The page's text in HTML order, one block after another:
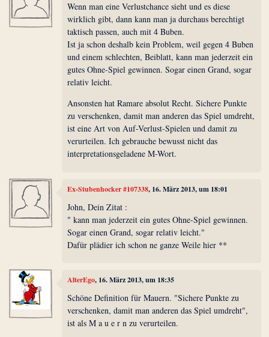
Wenn man eine Verlustchance sieht und es diese
wirklich gibt, dann kann man ja durchaus berechtigt
taktisch passen, auch mit 4 Buben.
Ist ja schon deshalb kein Problem, weil gegen 4 Buben
und einem schlechten, Beiblatt, kann man jederzeit ein
gutes Ohne-Spiel gewinnen. Sogar einen Grand, sogar
relativ leicht.
Ansonsten hat Ramare absolut Recht. Sichere Punkte
zu verschenken, damit man anderen das Spiel umdreht,
ist eine Art von Auf-Verlust-Spielen und damit zu
verurteilen. Ich gebrauche bewusst nicht das
interpretationsgeladene M-Wort.
Ex-Stubenhocker #107338, 16. März 2013, um 18:01
John, Dein Zitat :
" kann man jederzeit ein gutes Ohne-Spiel gewinnen.
Sogar einen Grand, sogar relativ leicht."
Dafür plädier ich schon ne ganze Weile hier **
AlterEgo, 16. März 2013, um 18:35
Schöne Definition für Mauern. "Sichere Punkte zu
verschenken, damit man anderen das Spiel umdreht",
ist als M a u e r n zu verurteilen.